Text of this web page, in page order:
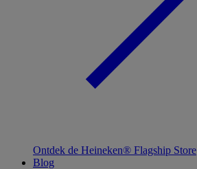
Ontdek de Heineken® Flagship Store
Blog